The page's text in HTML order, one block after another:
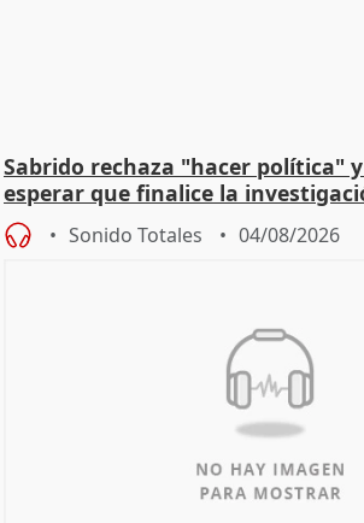
Sabrido rechaza "hacer política"
esperar que finalice la
Sonido Totales 04/08/2026